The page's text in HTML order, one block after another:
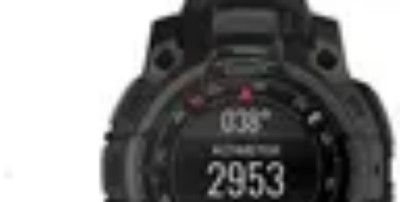
Cyclisme Santé
Easy Sport Advice